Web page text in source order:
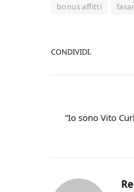
bonus affitti
CONDIVIDI.
“Io sono Vito